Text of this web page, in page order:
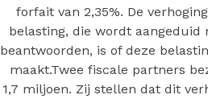
forfait van 2,35%. De
belasting, die wordt aangeduid
beantwoorden, is of deze
maakt.Twee fiscale partners
1,7 miljoen. Zij stellen dat dit